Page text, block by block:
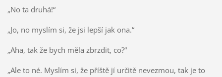
„No ta druhá!“
„Jo, no myslím si, že jsi lepší jak ona.“
„Aha, tak že bych měla zbrzdit, co?“
„Ale to né. Myslím si, že příště jí určitě nevezmou, tak je to